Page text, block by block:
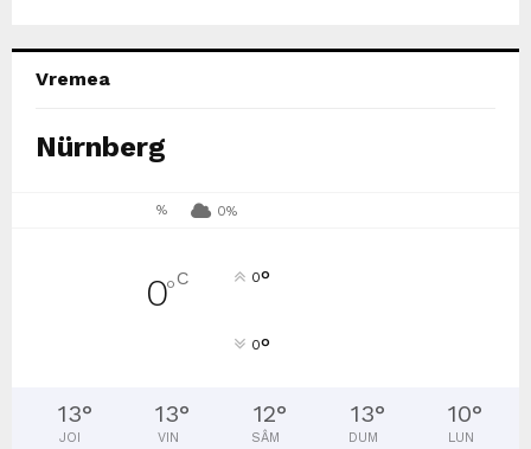
Vremea
Nürnberg
% 0%
0°C 0°
0°
13°
JOI
13°
VIN
12°
SÂM
13°
DUM
10°
LUN